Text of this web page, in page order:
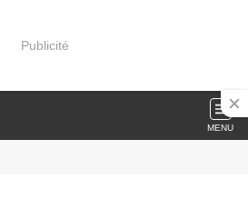
Publicité
MENU